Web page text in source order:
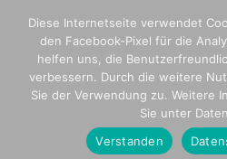
# 1 _
Diese Internetseite verwendet
den Facebook-Pixel für die
helfen uns, die
verbessern. Durch die weitere
Sie der Verwendung zu. Weitere
Sie unter
Verstanden